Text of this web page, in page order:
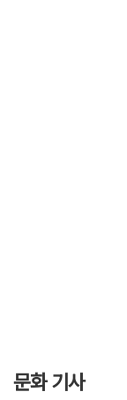
문화 기사